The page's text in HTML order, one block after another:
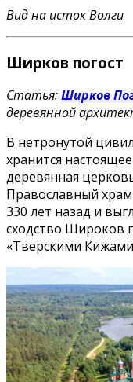
Вид на исток Волги
Ширков погост
Статья:Ширков
деревянной
В нетронутой
хранится
деревянная
Православный
330 лет назад и
сходство Широков
«Тверскими